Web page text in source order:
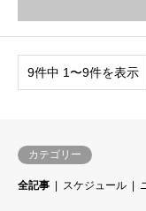
9件中 1〜9件を表示
カテゴリー
全記事 スケジュール